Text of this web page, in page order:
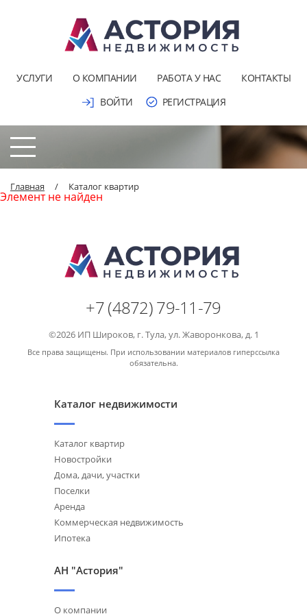
УСЛУГИ О КОМПАНИИ РАБОТА У НАС
КОНТАКТЫ
ВОЙТИ
РЕГИСТРАЦИЯ
Главная / Каталог квартир
Элемент не найден
+7 (4872) 79-11-79
©2026 ИП Широков, г. Тула, ул. Жаворонкова, д. 1
Все права защищены. При использовании материалов гиперссылка
обязательна.
Каталог недвижимости
Каталог квартир
Новостройки
Дома, дачи, участки
Поселки
Аренда
Коммерческая недвижимость
Ипотека
АН "Астория"
О компании